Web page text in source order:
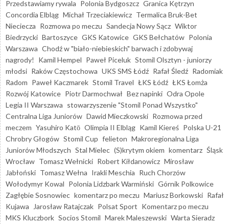
Przedstawiamy rywala Polonia Bydgoszcz Granica Kętrzyn
Concordia Elbląg Michał Trzeciakiewicz Termalica Bruk-Bet
Nieciecza Rozmowa po meczu Sandecja Nowy Sącz Wiktor
Biedrzycki Bartoszyce GKS Katowice GKS Bełchatów Polonia
Warszawa Chodź w "biało-niebieskich" barwach i zdobywaj
nagrody!
Kamil Hempel Paweł Piceluk Stomil Olsztyn - juniorzy
młodsi Raków Częstochowa UKS SMS Łódź Rafał Śledź Radomiak
Radom Paweł Kaczmarek Stomil Travel ŁKS Łódź ŁKS Łomża
Rozwój Katowice Piotr Darmochwał Bez napinki Odra Opole
Legia II Warszawa stowarzyszenie "Stomil Ponad Wszystko"
Centralna Liga Juniorów Dawid Mieczkowski Rozmowa przed
meczem Yasuhiro Katō Olimpia II Elbląg Kamil Kiereś Polska U-21
Chrobry Głogów Stomil Cup felieton Makroregionalna Liga
Juniorów Młodszych Stal Mielec (S)krytym okiem komentarz Śląsk
Wrocław Tomasz Wełnicki Robert Kiłdanowicz Mirosław
Jabłoński Tomasz Wełna Irakli Meschia Ruch Chorzów
Wołodymyr Kowal Polonia Lidzbark Warmiński Górnik Polkowice
Zagłębie Sosnowiec komentarz po meczu Mariusz Borkowski Rafał
Kujawa
Jarosław Ratajczak Polsat Sport Komentarz po meczu
MKS Kluczbork Socios Stomil Marek Maleszewski Warta Sieradz